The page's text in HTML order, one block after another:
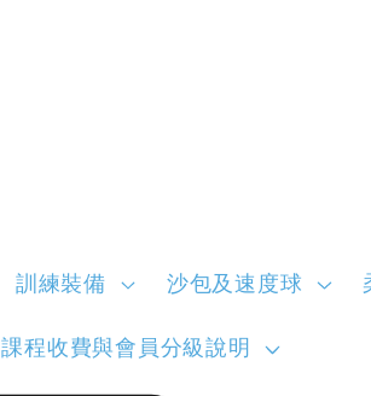
訓練裝備 沙包及速度球
課程收費與會員分級說明